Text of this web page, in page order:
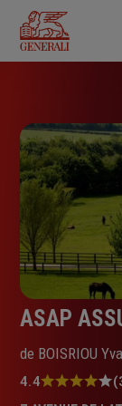
contenu
principal
ASAP
de BOISRIOU
Note
4.4